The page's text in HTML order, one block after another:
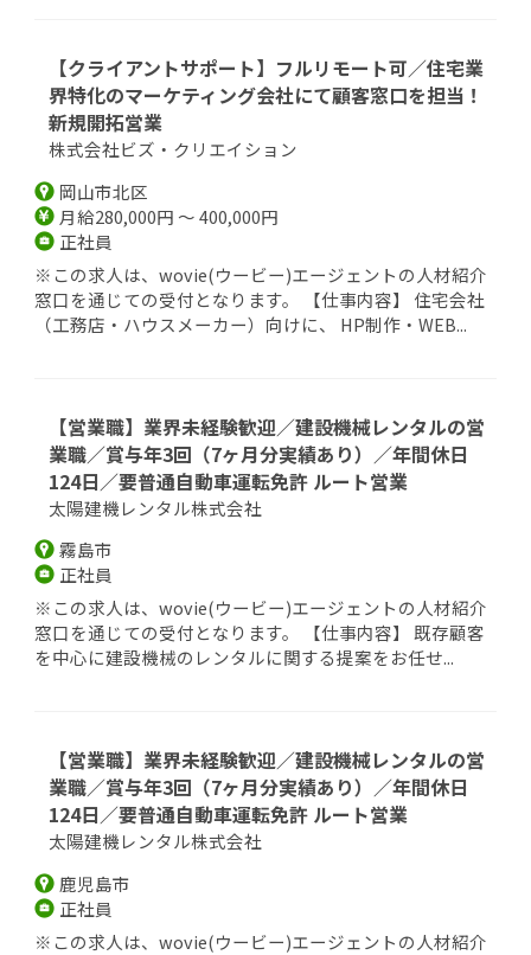
【クライアントサポート】フルリモート可／住宅業
界特化のマーケティング会社にて顧客窓口を担当！
新規開拓営業
株式会社ビズ・クリエイション
岡山市北区
月給280,000円 ～ 400,000円
正社員
※この求人は、wovie(ウービー)エージェントの人材紹介
窓口を通じての受付となります。 【仕事内容】 住宅会社
（工務店・ハウスメーカー）向けに、 HP制作・WEB...
【営業職】業界未経験歓迎／建設機械レンタルの営
業職／賞与年3回（7ヶ月分実績あり）／年間休日
124日／要普通自動車運転免許 ルート営業
太陽建機レンタル株式会社
霧島市
正社員
※この求人は、wovie(ウービー)エージェントの人材紹介
窓口を通じての受付となります。 【仕事内容】 既存顧客
を中心に建設機械のレンタルに関する提案をお任せ...
【営業職】業界未経験歓迎／建設機械レンタルの営
業職／賞与年3回（7ヶ月分実績あり）／年間休日
124日／要普通自動車運転免許 ルート営業
太陽建機レンタル株式会社
鹿児島市
正社員
※この求人は、wovie(ウービー)エージェントの人材紹介